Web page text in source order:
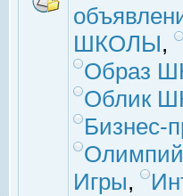
ШКОЛЫ,
Образ
Облик
Бизнес-
Игры,